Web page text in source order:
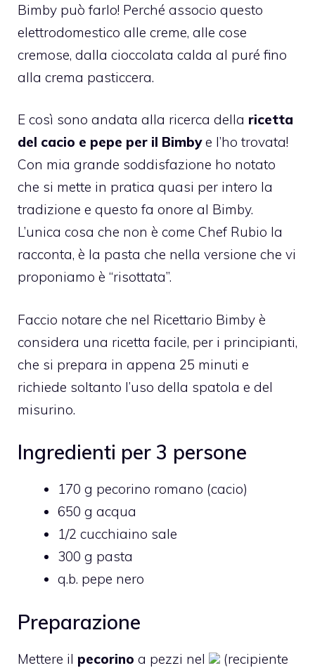
Bimby può farlo! Perché associo questo
elettrodomestico alle creme, alle cose
cremose, dalla cioccolata calda al puré fino
alla crema pasticcera.
E così sono andata alla ricerca della ricetta
del cacio e pepe per il Bimbye l’ho trovata!
Con mia grande soddisfazione ho notato
che si mette in pratica quasi per intero la
tradizione e questo fa onore al Bimby.
L’unica cosa che non è come Chef Rubio la
racconta, è la pasta che nella versione che vi
proponiamo è “risottata”.
Faccio notare che nel Ricettario Bimby è
considera una ricetta facile, per i principianti,
che si prepara in appena 25 minuti e
richiede soltanto l’uso della spatola e del
misurino.
Ingredienti per 3 persone
170 g pecorino romano (cacio)
650 g acqua
1/2 cucchiaino sale
300 g pasta
q.b. pepe nero
Preparazione
Mettere il pecorino a pezzi nel
(recipiente